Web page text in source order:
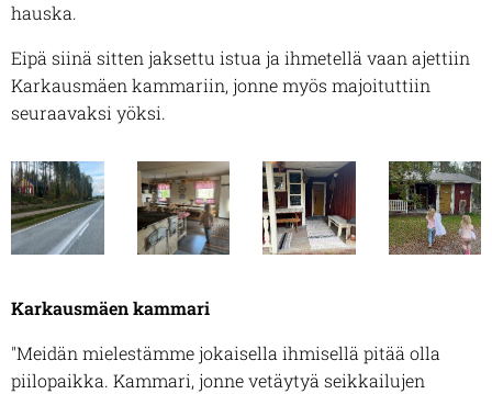
hauska.
Eipä siinä sitten jaksettu istua ja ihmetellä vaan ajettiin
Karkausmäen kammariin, jonne myös majoituttiin
seuraavaksi yöksi.
Karkausmäen kammari
"Meidän mielestämme jokaisella ihmisellä pitää olla
piilopaikka. Kammari, jonne vetäytyä seikkailujen